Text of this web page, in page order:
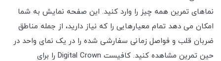
نماهای تمرین همه چیز را وارد کنید. این صفحه نمایش به شما
امکان می دهد تمام معیارهایی را که نیاز دارید، از جمله مناطق
ضربان قلب و فواصل زمانی سفارشی شده را در یک نمای واحد در
حین تمرین مشاهده کنید. کافیست Digital Crown را برای